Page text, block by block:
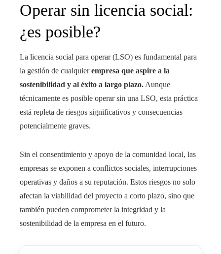
Operar sin licencia social:
¿es posible?
La licencia social para operar (LSO) es fundamental para
la gestión de cualquierempresa que aspire a la
sostenibilidad y al éxito a largo plazo. Aunque
técnicamente es posible operar sin una LSO, esta práctica
está repleta de riesgos significativos y consecuencias
potencialmente graves.
Sin el consentimiento y apoyo de la comunidad local, las
empresas se exponen a conflictos sociales, interrupciones
operativas y daños a su reputación. Estos riesgos no solo
afectan la viabilidad del proyecto a corto plazo, sino que
también pueden comprometer la integridad y la
sostenibilidad de la empresa en el futuro.